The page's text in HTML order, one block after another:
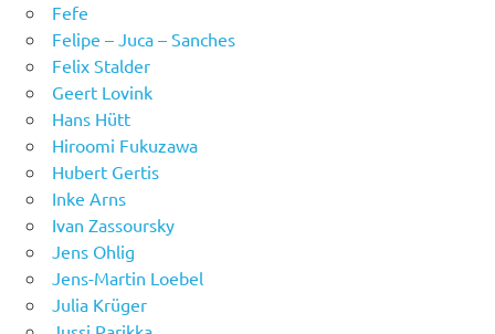
Fefe
Felipe – Juca – Sanches
Felix Stalder
Geert Lovink
Hans Hütt
Hiroomi Fukuzawa
Hubert Gertis
Inke Arns
Ivan Zassoursky
Jens Ohlig
Jens-Martin Loebel
Julia Krüger